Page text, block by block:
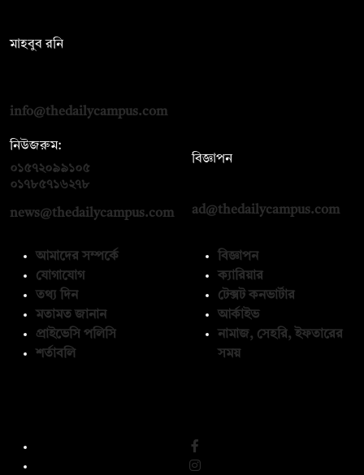
মাহবুব রনি
info@thedailycampus.com
নিউজরুম:
০১৫৭২০৯৯১০৫
০১৭৮৫৭১৬২৭৮
news@thedailycampus.com
বিজ্ঞাপন
ad@thedailycampus.com
আমাদের সম্পর্কে
যোগাযোগ
তথ্য দিন
মতামত জানান
প্রাইভেসি পলিসি
শর্তাবলি
বিজ্ঞাপন
ক্যারিয়ার
টেক্সট কনভার্টার
আর্কাইভ
নামাজ, সেহরি, ইফতারের
সময়